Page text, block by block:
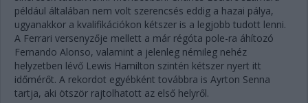
például általában nem volt szerencsés eddig a hazai pálya,
ugyanakkor a kvalifikációkon kétszer is a legjobb tudott lenni.
A Ferrari versenyzője mellett a már régóta pole-ra áhítozó
Fernando Alonso, valamint a jelenleg némileg nehéz
helyzetben lévő Lewis Hamilton szintén kétszer nyert itt
időmérőt. A rekordot egyébként továbbra is Ayrton Senna
tartja, aki ötször rajtolhatott az első helyről.